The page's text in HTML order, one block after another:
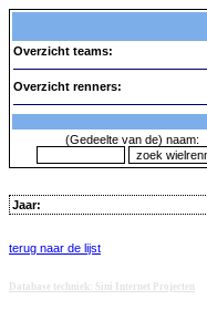
Overzicht teams:
Overzicht renners:
(Gedeelte van de) naam:
Jaar:
terug naar de lijst
Database techniek: Sini Internet Projecten